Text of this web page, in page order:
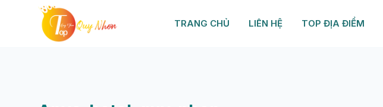
TRANG CHỦ LIÊN HỆ TOP ĐỊA ĐIỂM